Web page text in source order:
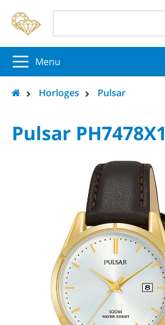
Menu
Horloges Pulsar
Pulsar PH7478X1